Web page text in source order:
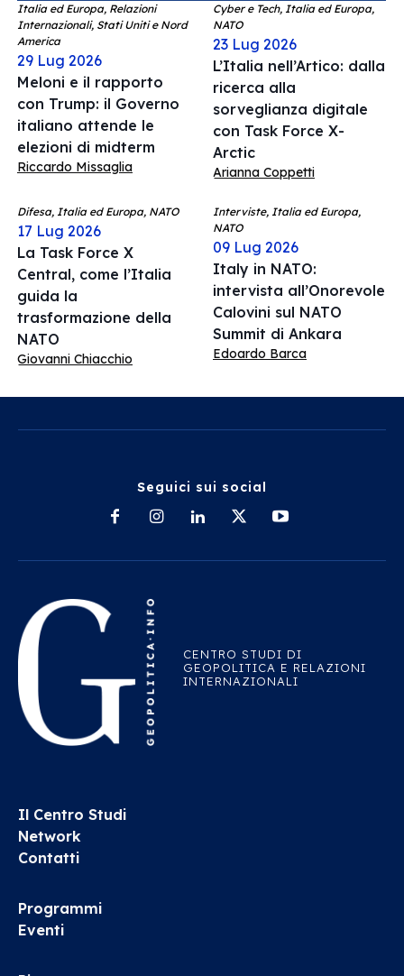
Italia ed Europa, Relazioni
Internazionali, Stati Uniti e Nord
America
29 Lug 2026
Meloni e il rapporto
con Trump: il Governo
italiano attende le
elezioni di midterm
Riccardo Missaglia
Cyber e Tech, Italia ed Europa,
NATO
23 Lug 2026
L’Italia nell’Artico: dalla
ricerca alla
sorveglianza digitale
con Task Force X-
Arctic
Arianna Coppetti
Difesa, Italia ed Europa, NATO
17 Lug 2026
La Task Force X
Central, come l’Italia
guida la
trasformazione della
NATO
Giovanni Chiacchio
Interviste, Italia ed Europa,
NATO
09 Lug 2026
Italy in NATO:
intervista all’Onorevole
Calovini sul NATO
Summit di Ankara
Edoardo Barca
Seguici sui social
CENTRO STUDI DI
GEOPOLITICA E RELAZIONI
INTERNAZIONALI
Il Centro Studi
Network
Contatti
Programmi
Eventi